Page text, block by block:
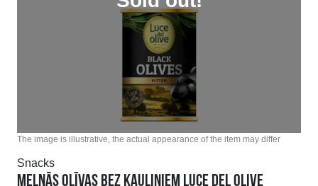
The image is illustrative, the actual appearance of the item may differ
Snacks
MELNĀS OLĪVAS BEZ KAULIŅIEM LUCE DEL OLIVE